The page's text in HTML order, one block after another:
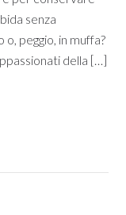
senza
peggio, in muffa?
della […]